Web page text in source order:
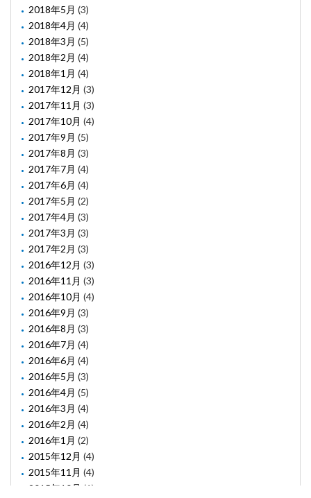
2018年5月 (3)
2018年4月 (4)
2018年3月 (5)
2018年2月 (4)
2018年1月 (4)
2017年12月 (3)
2017年11月 (3)
2017年10月 (4)
2017年9月 (5)
2017年8月 (3)
2017年7月 (4)
2017年6月 (4)
2017年5月 (2)
2017年4月 (3)
2017年3月 (3)
2017年2月 (3)
2016年12月 (3)
2016年11月 (3)
2016年10月 (4)
2016年9月 (3)
2016年8月 (3)
2016年7月 (4)
2016年6月 (4)
2016年5月 (3)
2016年4月 (5)
2016年3月 (4)
2016年2月 (4)
2016年1月 (2)
2015年12月 (4)
2015年11月 (4)
2015年10月 (1)